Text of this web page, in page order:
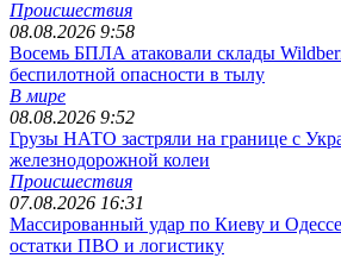
Происшествия
08.08.2026 9:58
Восемь БПЛА атаковали склады
беспилотной опасности в тылу
В мире
08.08.2026 9:52
Грузы НАТО застряли на границе с
железнодорожной колеи
Происшествия
07.08.2026 16:31
Массированный удар по Киеву и
остатки ПВО и логистику